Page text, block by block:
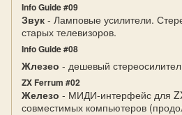
Info Guide #09
Звук - Ламповые усилители.
старых телевизоров.
Info Guide #08
Жлезео - дешевый
ZX Ferrum #02
Железо - МИДИ-интерфейс для
совместимых компьютеров